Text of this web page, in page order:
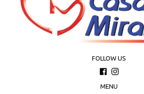
FOLLOW US
FacebookInstagram
MENU